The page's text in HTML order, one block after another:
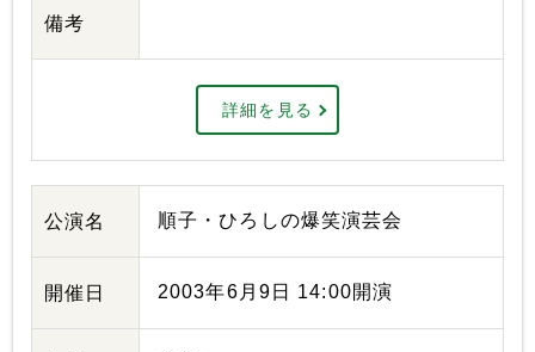
備考
詳細を見る
公演名 順子・ひろしの爆笑演芸会
開催日 2003年6月9日 14:00開演